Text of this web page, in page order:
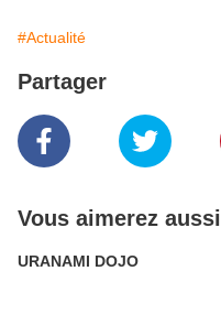
#Actualité
Partager
Vous aimerez aussi
URANAMI DOJO